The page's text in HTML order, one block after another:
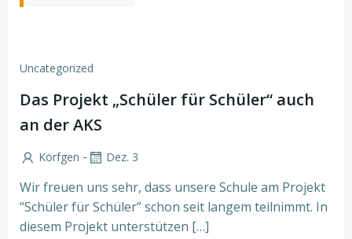
Uncategorized
Das Projekt „Schüler für Schüler“ auch
an der AKS
Körfgen - Dez. 3
Wir freuen uns sehr, dass unsere Schule am Projekt
“Schüler für Schüler” schon seit langem teilnimmt. In
diesem Projekt unterstützen […]